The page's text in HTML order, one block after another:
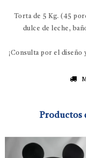
Torta de 5 Kg. (45
dulce de leche,
¡Consulta por el diseño
Productos